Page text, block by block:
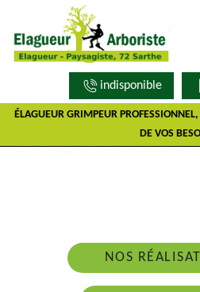
ÉLAGUEUR GRIMPEUR
DE VOS
indisponible
NOS